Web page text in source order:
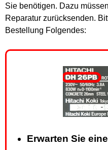
Sie benötigen. Dazu
Reparatur zurücksenden.
Bestellung Folgendes:
Erwarten Sie